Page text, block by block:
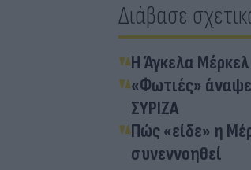
Διάβασε
Η Άγκελα
«Φωτιές» άναψε
ΣΥΡΙΖΑ
Πώς «είδε» η
συνεννοηθεί